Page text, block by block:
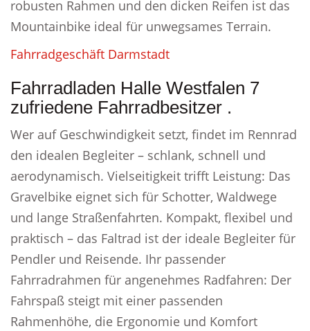
robusten Rahmen und den dicken Reifen ist das
Mountainbike ideal für unwegsames Terrain.
Fahrradgeschäft Darmstadt
Fahrradladen Halle Westfalen 7
zufriedene Fahrradbesitzer .
Wer auf Geschwindigkeit setzt, findet im Rennrad
den idealen Begleiter – schlank, schnell und
aerodynamisch. Vielseitigkeit trifft Leistung: Das
Gravelbike eignet sich für Schotter, Waldwege
und lange Straßenfahrten. Kompakt, flexibel und
praktisch – das Faltrad ist der ideale Begleiter für
Pendler und Reisende. Ihr passender
Fahrradrahmen für angenehmes Radfahren: Der
Fahrspaß steigt mit einer passenden
Rahmenhöhe, die Ergonomie und Komfort